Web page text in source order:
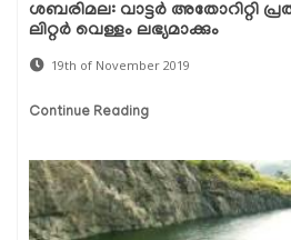
ശബരിമല: വാട്ടര്‍ അതോറിറ്റി
ലിറ്റര്‍ വെള്ളം ലഭ്യമാക്കും
19th of November 2019
Continue Reading